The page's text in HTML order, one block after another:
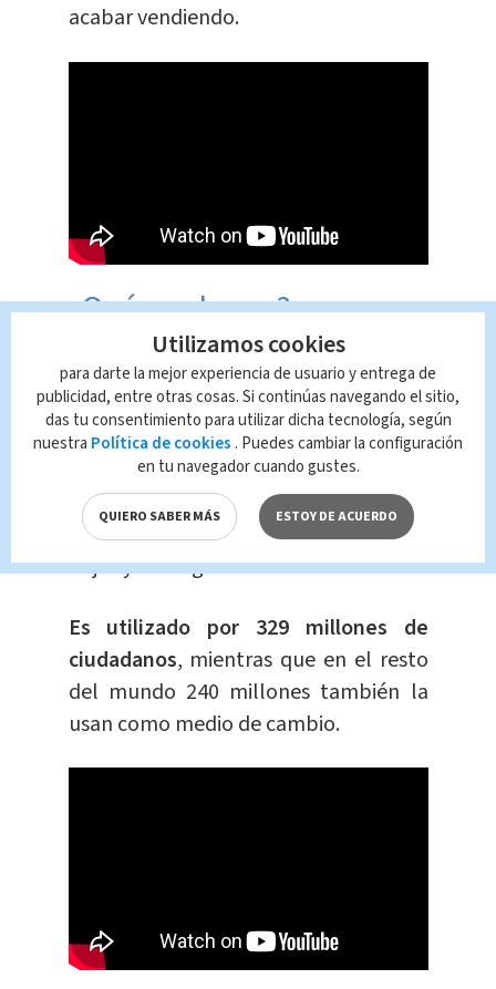
acabar vendiendo.
¿Qué es el euro?
Es la moneda de la Unión Europea,
conformada: Alemania, Austria,
Bélgica, Chipre, Eslovaquia, Eslovenia,
España, Estonia, Finlandia, Francia,
Grecia, Irlanda, Italia, Letonia,
Lituania, Luxemburgo, Malta, Países
Bajos y Portugal.
Es utilizado por 329 millones de
ciudadanos, mientras que en el resto
del mundo 240 millones también la
usan como medio de cambio.
Utilizamos cookies
para darte la mejor experiencia de usuario y entrega de
publicidad, entre otras cosas. Si continúas navegando el sitio,
das tu consentimiento para utilizar dicha tecnología, según
nuestra Política de cookies . Puedes cambiar la configuración
en tu navegador cuando gustes.
QUIERO SABER MÁS ESTOY DE ACUERDO